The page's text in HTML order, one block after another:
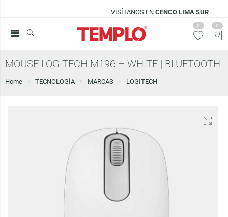
VISÍTANOS ENCENCO LIMA SUR
0 0
MOUSE LOGITECH M196 – WHITE | BLUETOOTH
Home TECNOLOGÍA MARCAS LOGITECH